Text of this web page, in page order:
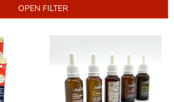
OPEN FILTER